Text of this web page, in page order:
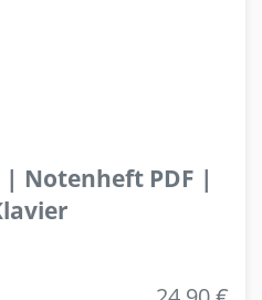
| Notenheft PDF |